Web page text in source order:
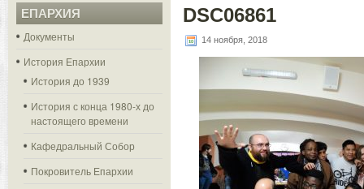
ЕПАРХИЯ
Документы
История Епархии
История до 1939
История с конца 1980-х до
настоящего времени
Кафедральный Собор
Покровитель Епархии
DSC06861
14 ноября, 2018